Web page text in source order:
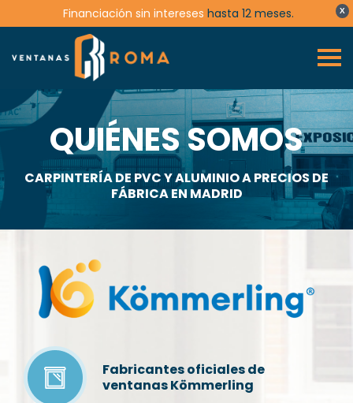
X
Financiación sin intereses hasta 12 meses.
QUIÉNES SOMOS
CARPINTERÍA DE PVC Y ALUMINIO A PRECIOS DE
FÁBRICA EN MADRID
Fabricantes oficiales de
ventanas Kömmerling